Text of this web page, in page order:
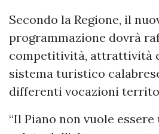
Secondo la Regione, il
programmazione dovrà
competitività, attrattività
sistema turistico
differenti vocazioni
“Il Piano non vuole